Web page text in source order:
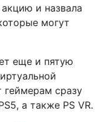
и назвала
могут
еще и пятую
геймерам сразу
а также PS VR.